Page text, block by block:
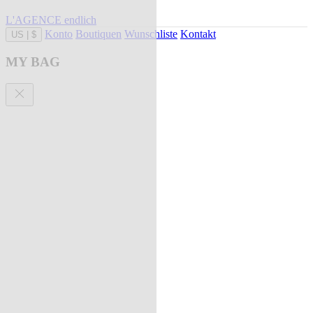
L'AGENCE endlich
US $ Konto Boutiquen Wunschliste Kontakt
MY BAG